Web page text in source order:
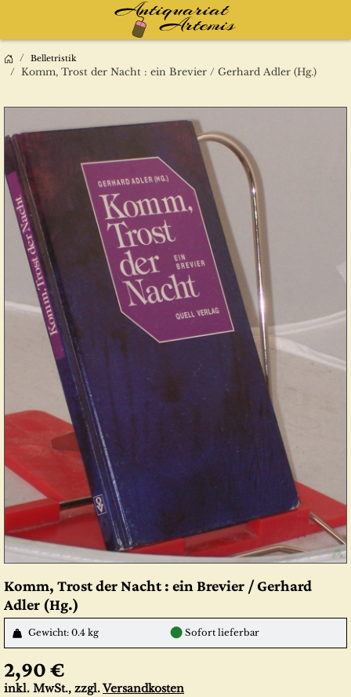
Belletristik
Komm, Trost der Nacht : ein Brevier / Gerhard Adler (Hg.)
Komm, Trost der Nacht : ein Brevier / Gerhard
Adler (Hg.)
Gewicht: 0.4 kg ● Sofort lieferbar
2,90 €
inkl. MwSt., zzgl.Versandkosten